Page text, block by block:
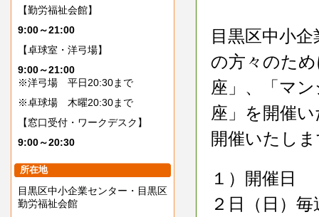
【勤労福祉会館】
9:00～21:00
【卓球室・洋弓場】
9:00～21:00
※洋弓場 平日20:30まで
※卓球場 木曜20:30まで
【窓口受付・ワークデスク】
9:00～20:30
所在地
目黒区中小企業センター・目黒区
勤労福祉会館
目黒区中小
の方々のた
座」、「マ
座」を開催
開催いたし
１）開催日
２日（日）